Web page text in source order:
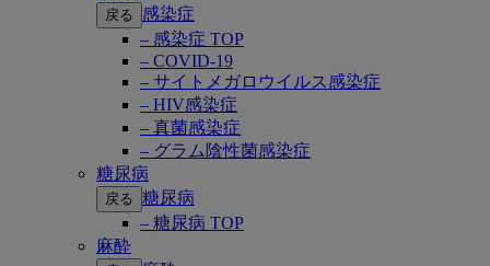
戻る
感染症
– 感染症 TOP
– COVID-19
– サイトメガロウイルス感染症
– HIV感染症
– 真菌感染症
– グラム陰性菌感染症
糖尿病
戻る 糖尿病
– 糖尿病 TOP
麻酔